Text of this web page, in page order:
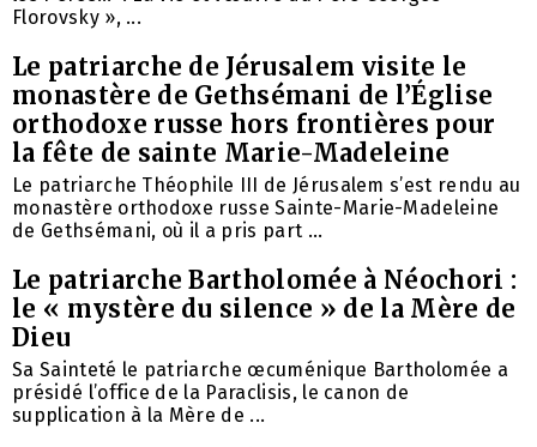
Florovsky », ...
Le patriarche de Jérusalem visite le
monastère de Gethsémani de l’Église
orthodoxe russe hors frontières pour
la fête de sainte Marie-Madeleine
Le patriarche Théophile III de Jérusalem s’est rendu au
monastère orthodoxe russe Sainte-Marie-Madeleine
de Gethsémani, où il a pris part ...
Le patriarche Bartholomée à Néochori :
le « mystère du silence » de la Mère de
Dieu
Sa Sainteté le patriarche œcuménique Bartholomée a
présidé l’office de la Paraclisis, le canon de
supplication à la Mère de ...